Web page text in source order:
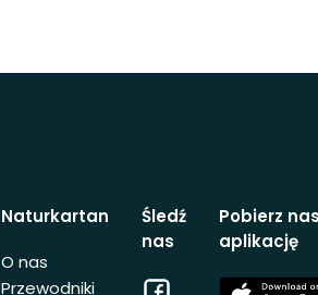
Naturkartan
O nas
Przewodniki
Śledź
nas
Facebook
Pobierz
aplikację
App